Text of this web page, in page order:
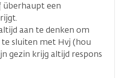
überhaupt een
aan te denken om
sluiten met Hvj (hou
gezin krijg altijd respons